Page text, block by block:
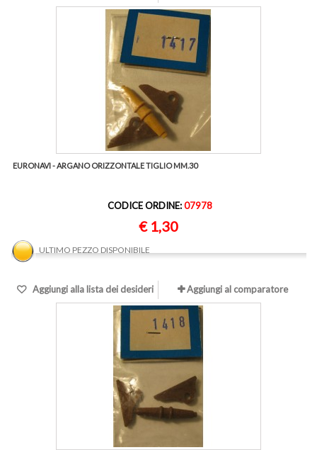
EURONAVI - ARGANO ORIZZONTALE TIGLIO MM.30
CODICE ORDINE:07978
€ 1,30
ULTIMO PEZZO DISPONIBILE
Aggiungi alla lista dei desideri Aggiungi al comparatore